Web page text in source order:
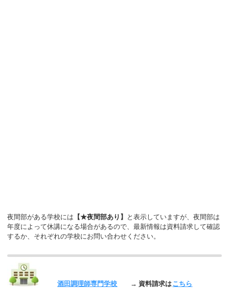
夜間部がある学校には 【★夜間部あり】
と表示していますが、夜間部は
年度によって休講になる場合があるので、最新情報は資料請求して確認
するか、それぞれの学校にお問い合わせください。
酒田調理師専門学校 → 資料請求はこちら